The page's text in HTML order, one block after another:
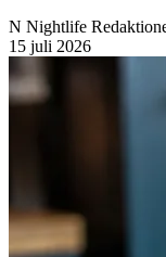
N Nightlife
15 juli 2026